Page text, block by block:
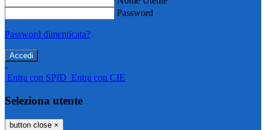
Password
Password dimenticata?
-
Entra con SPID Entra con CIE
Seleziona utente
button close ×